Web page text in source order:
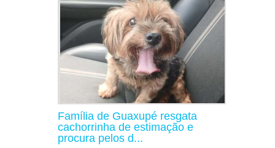
Família de Guaxupé resgata
cachorrinha de estimação e
procura pelos d...